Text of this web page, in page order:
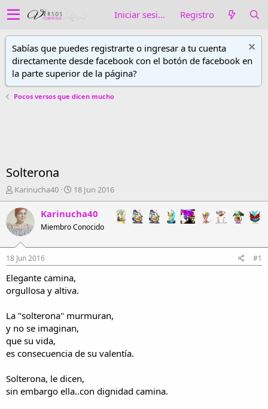
Iniciar sesión Registro
Sabías que puedes registrarte o ingresar a tu cuenta
directamente desde facebook con el botón de facebook en
la parte superior de la página?
Pocos versos que dicen mucho
Solterona
A
u
t
o
r
d
e
h
i
o
Karinucha40
F
e
c
a
i
n
i
c
o
18 Jun 2016
Karinucha40
Miembro Conocido
18 Jun 2016 #1
Elegante camina,
orgullosa y altiva.
La "solterona" murmuran,
y no se imaginan,
que su vida,
es consecuencia de su valentía.
Solterona, le dicen,
sin embargo ella..con dignidad camina.